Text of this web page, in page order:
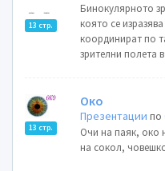
13 стр.
Бинокулярното
която се
координират по
зрителни полета
13 стр.
Око
Презентации по
Очи на паяк, око
на сокол,